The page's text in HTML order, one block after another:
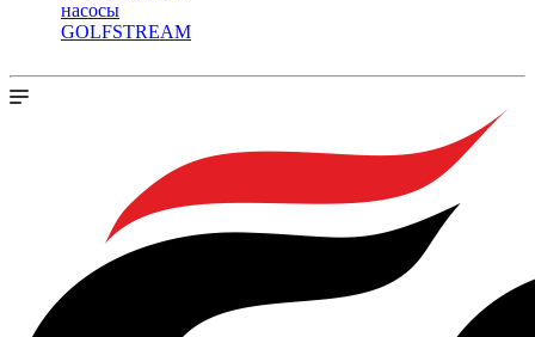
насосы
GOLFSTREAM